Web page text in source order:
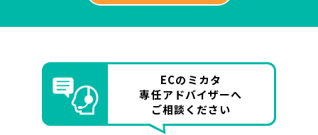
ECのミカタ
専任アドバイザーへ
ご相談ください